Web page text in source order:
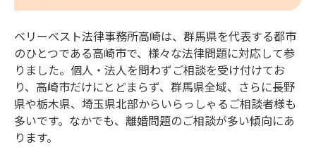
ベリーベスト法律事務所高崎は、群馬県を代表する都市
のひとつである高崎市で、様々な法律問題に対応して参
りました。個人・法人を問わずご相談を受け付けてお
り、高崎市だけにとどまらず、群馬県全域、さらに長野
県や栃木県、埼玉県北部からいらっしゃるご相談者様も
多いです。なかでも、離婚問題のご相談が多い傾向にあ
ります。